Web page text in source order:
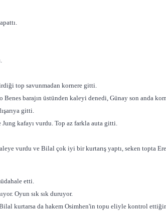
top savunmadan kornere gitti.
Benes barajın üstünden kaleyi denedi, Günay son anda
gitti.
kafayı vurdu. Top az farkla auta gitti.
vurdu ve Bilal çok iyi bir kurtarış yaptı, seken topta
etti.
Oyun sık sık duruyor.
kurtarsa da hakem Osimhen'in topu eliyle kontrol